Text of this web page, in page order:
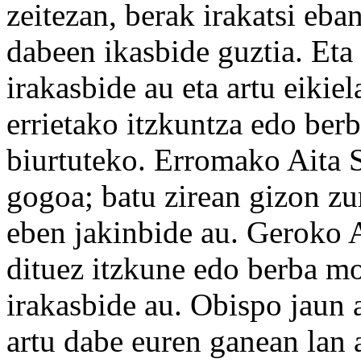
zeitezan, berak irakatsi
dabeen ikasbide guztia.
irakasbide au eta artu
errietako itzkuntza edo
biurtuteko. Erromako Aita
gogoa; batu zirean gizon
eben jakinbide au. Geroko
dituez itzkune edo berba
irakasbide au. Obispo jaun
artu dabe euren ganean